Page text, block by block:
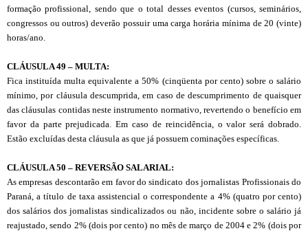
formação profissional, sendo que o total desses eventos (cursos, seminários,
congressos ou outros) deverão possuir uma carga horária mínima de 20 (vinte)
horas/ano.
CLÁUSULA 49 – MULTA:
Fica instituída multa equivalente a 50% (cinqüenta por cento) sobre o salário
mínimo, por cláusula descumprida, em caso de descumprimento de quaisquer
das cláusulas contidas neste instrumento normativo, revertendo o benefício em
favor da parte prejudicada. Em caso de reincidência, o valor será dobrado.
Estão excluídas desta cláusula as que já possuem cominações específicas.
CLÁUSULA 50 – REVERSÃO SALARIAL:
As empresas descontarão em favor do sindicato dos jornalistas Profissionais do
Paraná, a título de taxa assistencial o correspondente a 4% (quatro por cento)
dos salários dos jornalistas sindicalizados ou não, incidente sobre o salário já
reajustado, sendo 2% (dois por cento) no mês de março de 2004 e 2% (dois por